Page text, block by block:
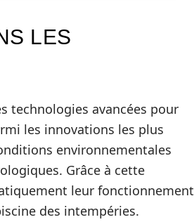
LES
technologies avancées pour
les innovations les plus
environnementales
Grâce à cette
leur fonctionnement
des intempéries.